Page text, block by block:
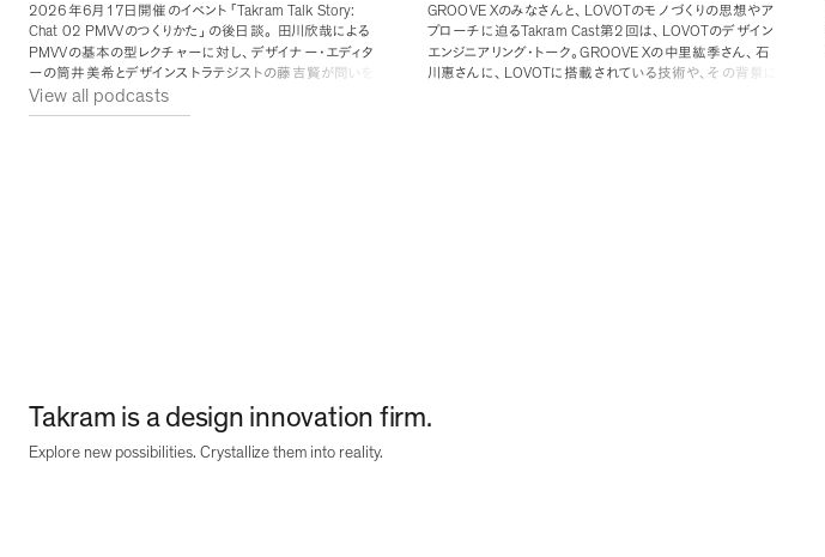
2026年6月 17 日開催のイベント 「
Takram Talk Story:
Chat 02 PMVVのつくりかた 」 の後日談。 田川欣哉による
PMVVの基本の型レクチャーに対し、 デザイナー・エディタ
ーの筒井美希とデザインストラテジストの藤吉賢が問いを
重ねながら、実際のプロジェクトで型をどう使ってきたかを
掘り下げています。CEO自身に理念を書いてもらったときの
GROOVE Xのみなさんと、 LOVOT
のモノづくりの思想やア
プローチに迫る
Takram Cast第2 回は、 LOVOT
のデザイン
エンジニアリング・トーク。 GROOVE Xの中里紘季さん、 石
川惠さんに、 LOVOTに搭載されている技術や、 その背景に
View all podcasts
Takram is a design innovation firm.
Explore new possibilities. Crystallize them into reality.